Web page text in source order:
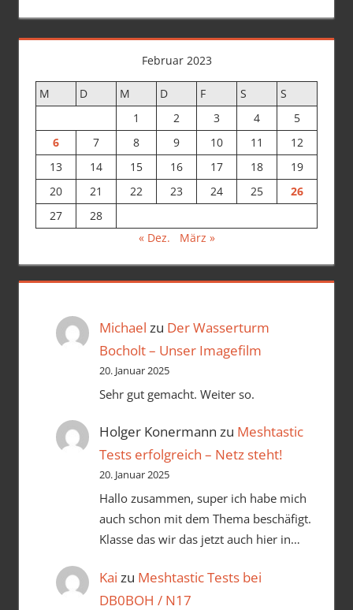
Februar 2023
M D M D F S
S
1
2 3 4
5
6
7 8 9 10 11
12
13
14 15 16 17 18
19
20
21 22 23 24 25
26
27
28
« Dez.
März »
Michael zu Der Wasserturm
Bocholt – Unser Imagefilm
20. Januar 2025
Sehr gut gemacht. Weiter so.
Holger Konermann zu Meshtastic
Tests erfolgreich – Netz steht!
20. Januar 2025
Hallo zusammen, super ich habe mich
auch schon mit dem Thema beschäfigt.
Klasse das wir das jetzt auch hier in…
Kai zu Meshtastic Tests bei
DB0BOH / N17